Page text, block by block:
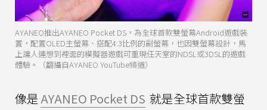
AYANEO推出AYANEO Pocket DS，為全球首款雙螢幕Android遊戲裝
置，配置OLED主螢幕、搭配4:3比例的副螢幕，也因雙螢幕設計，馬
上讓人連想到裡面的模擬器遊戲可重現任天堂的NDSL或3DSL的遊戲
體驗。（翻攝自AYANEO YouTube頻道）
像是AYANEO Pocket DS 就是全球首款雙螢